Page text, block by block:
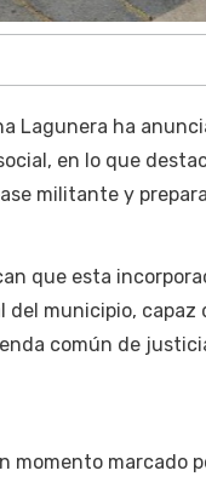
Lagunera ha
en lo que
militante y
que esta
del municipio,
común de
momento marcado